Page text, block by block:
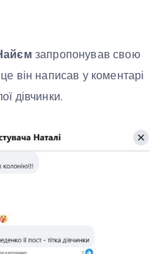
запропонував свою
він написав у коментарі
дівчинки.